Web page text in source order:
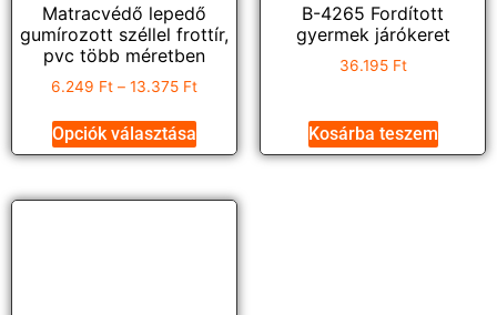
Matracvédő lepedő
gumírozott széllel frottír,
pvc több méretben
6.249 Ft – 13.375 Ft
Opciók választása
B-4265 Fordított
gyermek járókeret
36.195 Ft
Kosárba teszem